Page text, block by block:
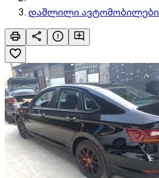
დაშლილი ავტომობილები